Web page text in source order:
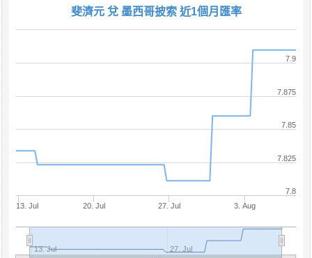
斐濟元 兌 墨西哥披索 近1個月匯率
13. Jul 20. Jul 27. Jul 3. Aug
13. Jul 27. Jul
7.8
7.825
7.85
7.875
7.9